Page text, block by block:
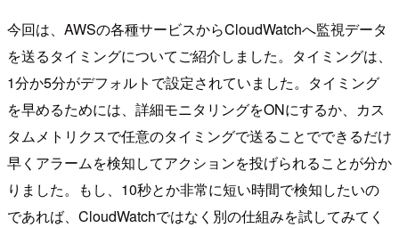
今回は、AWSの各種サービスからCloudWatchへ監視データ
を送るタイミングについてご紹介しました。タイミングは、
1分か5分がデフォルトで設定されていました。タイミング
を早めるためには、詳細モニタリングをONにするか、カス
タムメトリクスで任意のタイミングで送ることでできるだけ
早くアラームを検知してアクションを投げられることが分か
りました。もし、10秒とか非常に短い時間で検知したいの
であれば、CloudWatchではなく別の仕組みを試してみてく